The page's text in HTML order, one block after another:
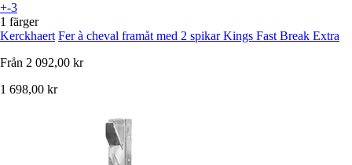
+-3
1 färger
Kerckhaert Fer à cheval framåt med 2 spikar Kings Fast Break Extra
Från 2 092,00 kr
1 698,00 kr